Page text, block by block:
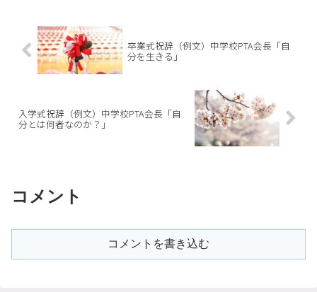
卒業式祝辞（例文）中学校PTA会長「自
分を生きる」
入学式祝辞（例文）中学校PTA会長「自
分とは何者なのか？」
コメント
コメントを書き込む